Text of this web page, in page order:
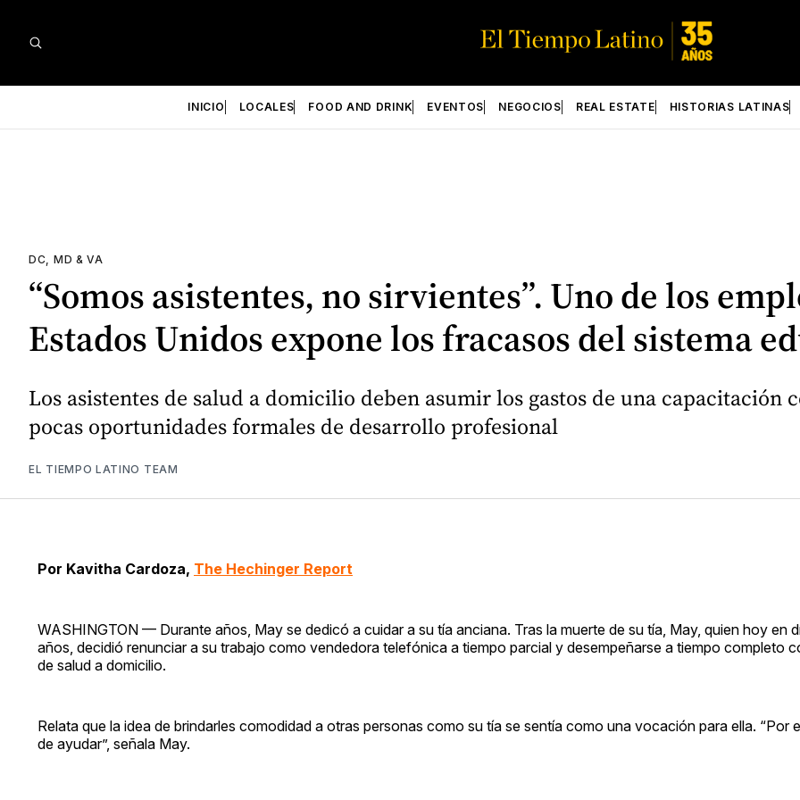
INICIO LOCALES FOOD AND DRINK EVENTOS NEGOCIOS REAL ESTATE HISTORIAS LATINAS
DC, MD & VA
“Somos asistentes, no sirvientes”. Uno de los
Estados Unidos expone los fracasos del sistema
Los asistentes de salud a domicilio deben asumir los gastos de una capacitación
pocas oportunidades formales de desarrollo profesional
EL TIEMPO LATINO TEAM
Por Kavitha Cardoza, The Hechinger Report
WASHINGTON — Durante años, May se dedicó a cuidar a su tía anciana. Tras la muerte de su tía, May, quien hoy en
años, decidió renunciar a su trabajo como vendedora telefónica a tiempo parcial y desempeñarse a tiempo completo
de salud a domicilio.
Relata que la idea de brindarles comodidad a otras personas como su tía se sentía como una vocación para ella. “Por
de ayudar”, señala May.